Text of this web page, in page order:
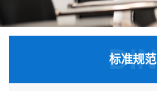
DIN
标准规范